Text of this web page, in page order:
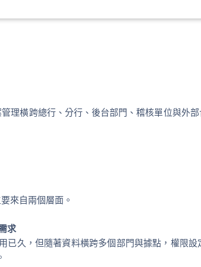
理橫跨總行、分行、後台部門、稽核單位與外
來自兩個層面。
求
已久，但隨著資料橫跨多個部門與據點，權限